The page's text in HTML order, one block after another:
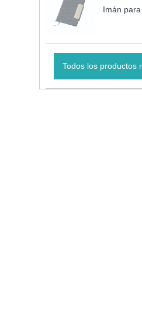
Imán
Todos los productos